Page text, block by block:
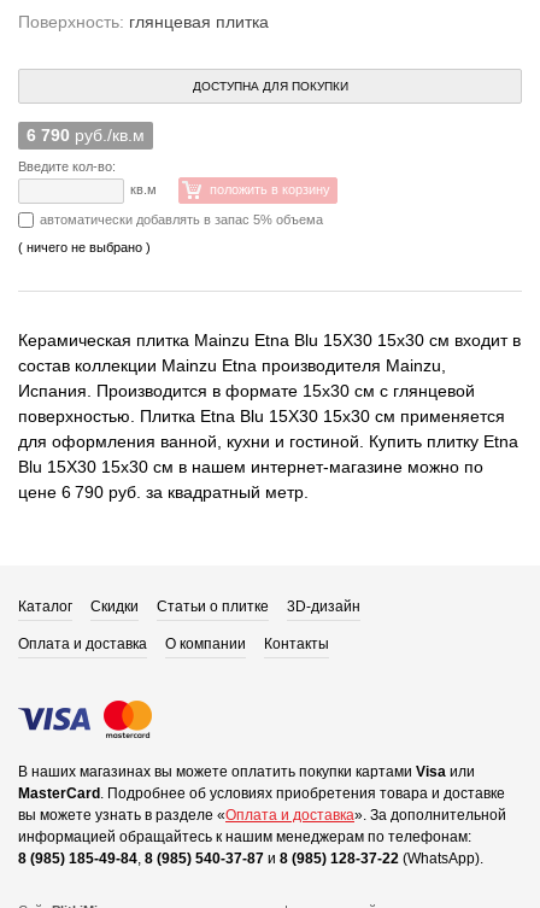
Поверхность: глянцевая плитка
ДОСТУПНА ДЛЯ ПОКУПКИ
6 790 руб./кв.м
Введите кол-во:
кв.м
положить в корзину
автоматически добавлять в запас 5% объема
( ничего не выбрано )
Керамическая плитка Mainzu Etna Blu 15X30 15x30 см входит в
состав коллекции Mainzu Etna производителя Mainzu,
Испания. Производится в формате 15x30 см с глянцевой
поверхностью. Плитка Etna Blu 15X30 15x30 см применяется
для оформления ванной, кухни и гостиной. Купить плитку Etna
Blu 15X30 15x30 см в нашем интернет-магазине можно по
цене 6 790 руб. за квадратный метр.
Каталог Скидки Статьи о плитке 3D-дизайн
Оплата и доставка О компании Контакты
В наших магазинах вы можете оплатить покупки картами Visa или
MasterCard . Подробнее об условиях приобретения товара и доставке
вы можете узнать в разделе «Оплата и доставка». За дополнительной
информацией обращайтесь к нашим менеджерам по телефонам:
8 (985) 185-49-84, 8 (985) 540-37-87 и 8 (985) 128-37-22 (WhatsApp).